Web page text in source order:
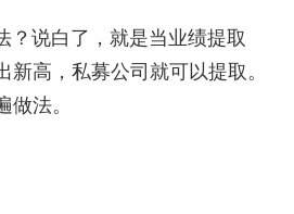
？说白了，就是当业绩提取
新高，私募公司就可以提取。
法。